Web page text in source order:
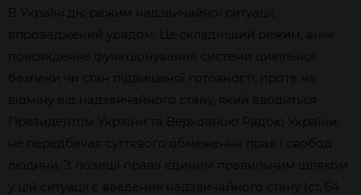
В Україні діє режим надзвичайної ситуації,
впроваджений урядом. Це складніший режим, аніж
повсякденне функціонування системи цивільної
безпеки чи стан підвищеної готовності, проте на
відміну від надзвичайного стану, який вводиться
Президентом України та Верховною Радою України,
не передбачає суттєвого обмеження прав і свобод
людини. З позиції права єдиним правильним шляхом
у цій ситуації є введення надзвичайного стану (ст. 64